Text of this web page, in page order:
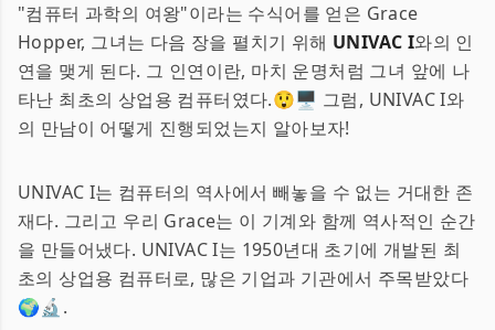
"컴퓨터 과학의 여왕"이라는 수식어를 얻은 Grace
Hopper, 그녀는 다음 장을 펼치기 위해 UNIVAC I와의 인
연을 맺게 된다. 그 인연이란, 마치 운명처럼 그녀 앞에 나
타난 최초의 상업용 컴퓨터였다.😲🖥 그럼, UNIVAC I와
의 만남이 어떻게 진행되었는지 알아보자!
UNIVAC I는 컴퓨터의 역사에서 빼놓을 수 없는 거대한 존
재다. 그리고 우리 Grace는 이 기계와 함께 역사적인 순간
을 만들어냈다. UNIVAC I는 1950년대 초기에 개발된 최
초의 상업용 컴퓨터로, 많은 기업과 기관에서 주목받았다
🌍🔬.